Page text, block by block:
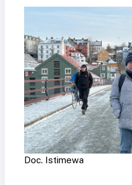
Doc. Istimewa